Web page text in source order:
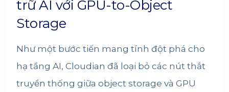
trữ AI với GPU-to-Object
Storage
Như một bước tiến mang tính đột phá cho
hạ tầng AI, Cloudian đã loại bỏ các nút thắt
truyền thống giữa object storage và GPU